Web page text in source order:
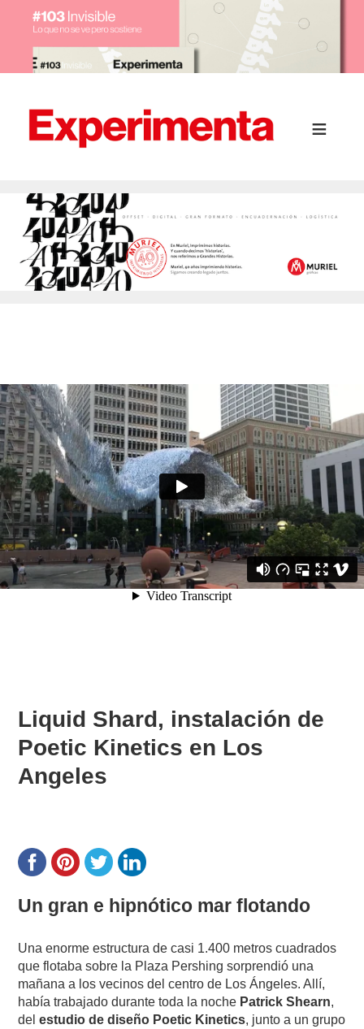
Liquid Shard, instalación de
Poetic Kinetics en Los
Angeles
Un gran e hipnótico mar flotando
Una enorme estructura de casi 1.400 metros cuadrados
que flotaba sobre la Plaza Pershing sorprendió una
mañana a los vecinos del centro de Los Ángeles. Allí,
había trabajado durante toda la noche Patrick Shearn,
delestudio de diseño Poetic Kinetics, junto a un grupo